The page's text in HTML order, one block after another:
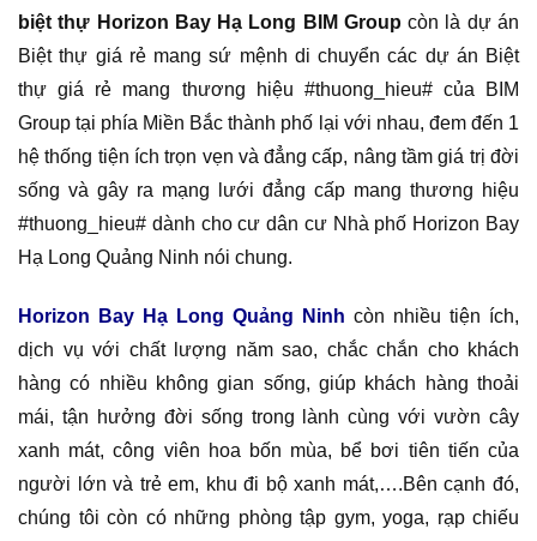
biệt thự Horizon Bay Hạ Long BIM Group còn là dự án
Biệt thự giá rẻ mang sứ mệnh di chuyển các dự án Biệt
thự giá rẻ mang thương hiệu #thuong_hieu# của BIM
Group tại phía Miền Bắc thành phố lại với nhau, đem đến 1
hệ thống tiện ích trọn vẹn và đẳng cấp, nâng tầm giá trị đời
sống và gây ra mạng lưới đẳng cấp mang thương hiệu
#thuong_hieu# dành cho cư dân cư Nhà phố Horizon Bay
Hạ Long Quảng Ninh nói chung.
Horizon Bay Hạ Long Quảng Ninh còn nhiều tiện ích,
dịch vụ với chất lượng năm sao, chắc chắn cho khách
hàng có nhiều không gian sống, giúp khách hàng thoải
mái, tận hưởng đời sống trong lành cùng với vườn cây
xanh mát, công viên hoa bốn mùa, bể bơi tiên tiến của
người lớn và trẻ em, khu đi bộ xanh mát,….Bên cạnh đó,
chúng tôi còn có những phòng tập gym, yoga, rạp chiếu